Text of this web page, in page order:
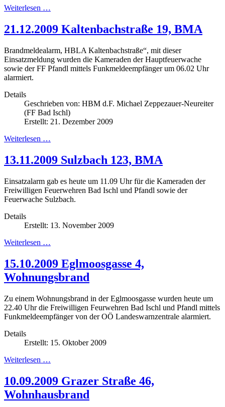
Weiterlesen …
21.12.2009 Kaltenbachstraße 19, BMA
Brandmeldealarm, HBLA Kaltenbachstraße“, mit dieser
Einsatzmeldung wurden die Kameraden der Hauptfeuerwache
sowie der FF Pfandl mittels Funkmeldeempfänger um 06.02 Uhr
alarmiert.
Details
Geschrieben von: HBM d.F. Michael Zeppezauer-Neureiter
(FF Bad Ischl)
Erstellt: 21. Dezember 2009
Weiterlesen …
13.11.2009 Sulzbach 123, BMA
Einsatzalarm gab es heute um 11.09 Uhr für die Kameraden der
Freiwilligen Feuerwehren Bad Ischl und Pfandl sowie der
Feuerwache Sulzbach.
Details
Erstellt: 13. November 2009
Weiterlesen …
15.10.2009 Eglmoosgasse 4,
Wohnungsbrand
Zu einem Wohnungsbrand in der Eglmoosgasse wurden heute um
22.40 Uhr die Freiwilligen Feurwehren Bad Ischl und Pfandl mittels
Funkmeldeempfänger von der OÖ Landeswarnzentrale alarmiert.
Details
Erstellt: 15. Oktober 2009
Weiterlesen …
10.09.2009 Grazer Straße 46,
Wohnhausbrand